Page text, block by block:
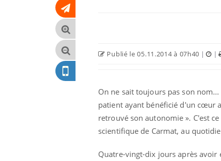
Publié le 05.11.2014 à 07h40 | |
On ne sait toujours pas son
patient ayant bénéficié d'un cœur
retrouvé son autonomie ». C'est
scientifique de Carmat, au
Quatre-vingt-dix jours après avoir